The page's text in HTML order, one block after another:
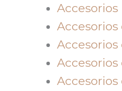
Accesorios